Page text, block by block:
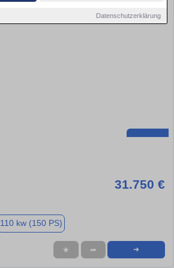
Datenschutzerklärung
31.750 €
110 kw (150 PS)
★ ➦ ➜